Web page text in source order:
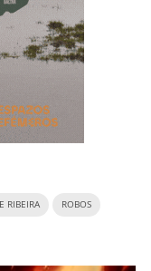
RIBEIRA ROBOS